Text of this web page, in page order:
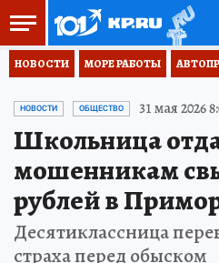
НОВОСТИ МОРЕ РАБОТЫ
НОВОСТИ ОБЩЕСТВО 31 мая 2026
Школьница
мошенникам
рублей в
Десятиклассница
страха перед обыском